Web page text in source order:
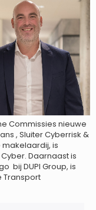
Commissies nieuwe
, Sluiter Cyberrisk &
makelaardij, is
Daarnaast is
bij DUPI Group, is
Transport